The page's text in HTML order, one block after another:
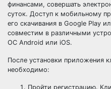
финансами, совершать
суток. Доступ к мобильному
его скачивания в Google Play
совместим в различными
ОС Android или iOS.
После установки приложения
необходимо:
Пройти регистрацию.